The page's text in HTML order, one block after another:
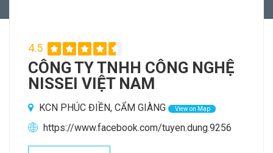
4.5
CÔNG TY TNHH CÔNG NGHỆ
NISSEI VIỆT NAM
KCN PHÚC ĐIỀN, CẨM GIÀNG View on Map
https://www.facebook.com/tuyen.dung.9256